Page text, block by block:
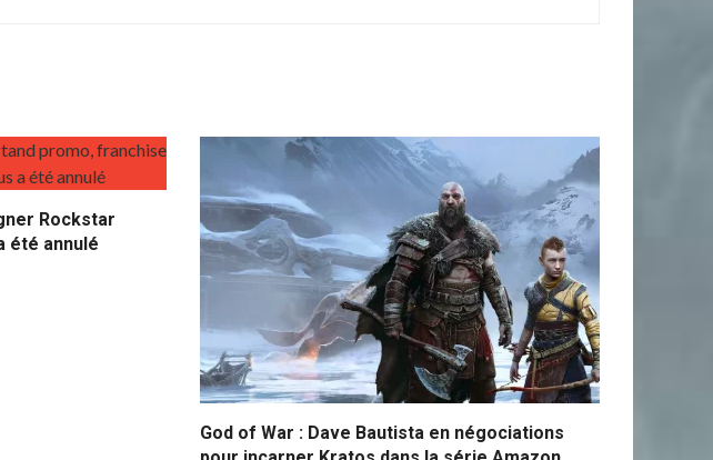
Rockstar
été annulé
God of War : Dave Bautista en négociations